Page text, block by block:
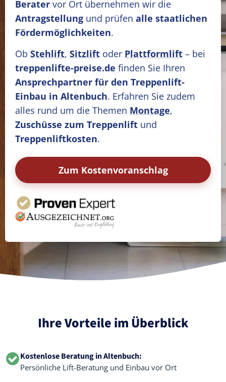
Berater vor Ort übernehmen wir die
Antragstellung und prüfen alle staatlichen
Fördermöglichkeiten.
Ob Stehlift, Sitzlift oder Plattformlift – bei
treppenlifte-preise.de finden Sie Ihren
Ansprechpartner für den Treppenlift-
Einbau in Altenbuch. Erfahren Sie zudem
alles rund um die Themen Montage,
Zuschüsse zum Treppenlift und
Treppenliftkosten.
Zum Kostenvoranschlag
Ihre Vorteile im Überblick
Kostenlose Beratung in Altenbuch:
Persönliche Lift-Beratung und Einbau vor Ort